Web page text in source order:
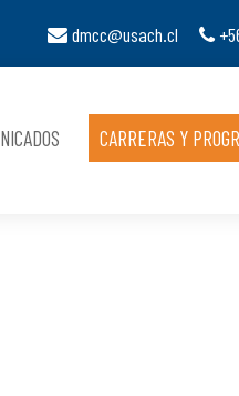
dmcc@usach.cl
CARRERAS Y